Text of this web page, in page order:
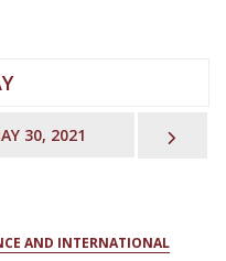
30, 2021
AND INTERNATIONAL